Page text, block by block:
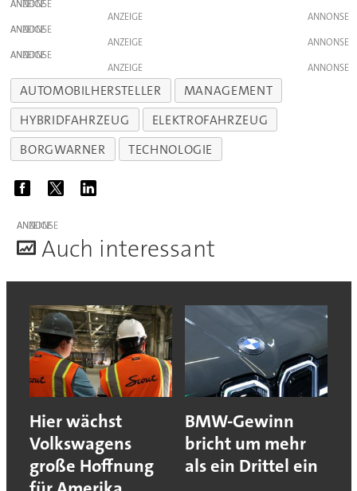
ANZEIGE
ANZEIGE
ANZEIGE
ANZEIGE
ANZEIGE
ANZEIGE
AUTOMOBILHERSTELLER
MANAGEMENT
HYBRIDFAHRZEUG
ELEKTROFAHRZEUG
BORGWARNER
TECHNOLOGIE
ANZEIGE
Auch interessant
Hier wächst
Volkswagens
große Hoffnung
BMW-Gewinn
bricht um mehr
als ein Drittel ein